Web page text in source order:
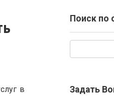
в
Поиск по
Задать